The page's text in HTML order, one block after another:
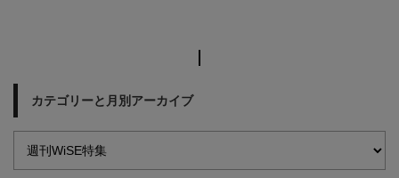
カテゴリーと月別アーカイブ